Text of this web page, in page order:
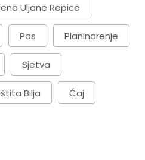
Uljane Repice
Pas Planinarenje
Sjetva
Bilja Čaj